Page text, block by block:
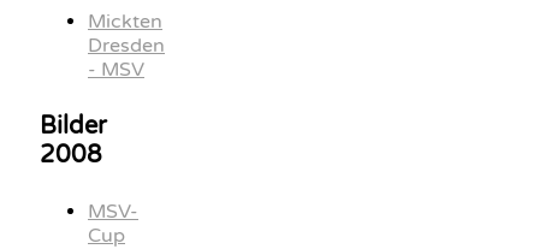
Mickten
Dresden
- MSV
Bilder
2008
MSV-
Cup